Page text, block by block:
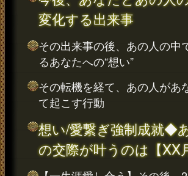
変化する出来事
その出来事の後、あの人の中
るあなたへの“想い”
その転機を経て、あの人があ
て起こす行動
想い/愛繋ぎ強制成就◆
の交際が叶うのは【XX